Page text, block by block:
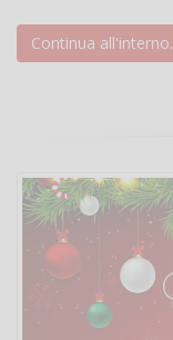
Continua